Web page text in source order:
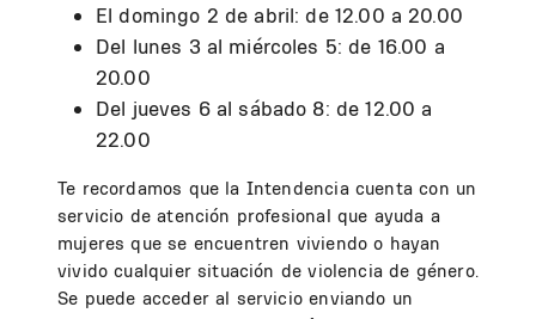
El domingo 2 de abril: de 12.00 a 20.00
Del lunes 3 al miércoles 5: de 16.00 a
20.00
Del jueves 6 al sábado 8: de 12.00 a
22.00
Te recordamos que la Intendencia cuenta con un
servicio de atención profesional que ayuda a
mujeres que se encuentren viviendo o hayan
vivido cualquier situación de violencia de género.
Se puede acceder al servicio enviando un